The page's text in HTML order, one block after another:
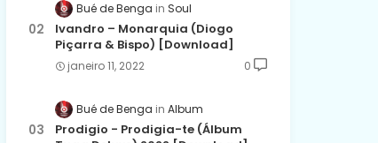
Bué de Benga Soul
Ivandro – Monarquia (Diogo
Piçarra & Bispo) [Download]
janeiro 11, 2022 0
Bué de Benga Album
Prodigio - Prodigia-te (Álbum